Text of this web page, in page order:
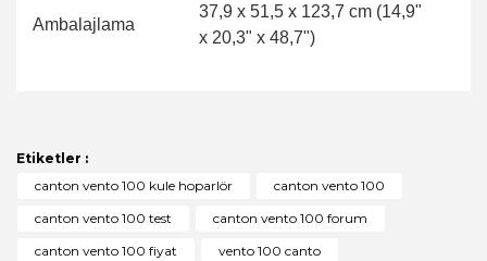
Ambalajlama
37,9 x 51,5 x 123,7 cm (14,9"
x 20,3" x 48,7")
Yorum Yaz
Etiketler :
canton vento 100 kule hoparlör
canton vento 100
canton vento 100 test
canton vento 100 forum
canton vento 100 fiyat
vento 100 canto